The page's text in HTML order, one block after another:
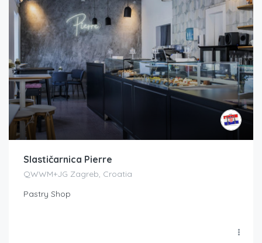
Slastičarnica Pierre
QWWM+JG Zagreb, Croatia
Pastry Shop